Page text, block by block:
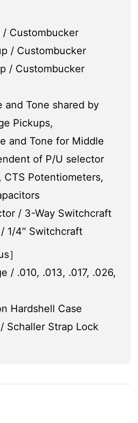
Custombucker
/ Custombucker
/ Custombucker
and Tone shared by
Pickups,
and Tone for Middle
of P/U selector
Potentiometers,
/ 3-Way Switchcraft
1/4" Switchcraft
］
/ .010, .013, .017, .026,
Hardshell Case
Schaller Strap Lock